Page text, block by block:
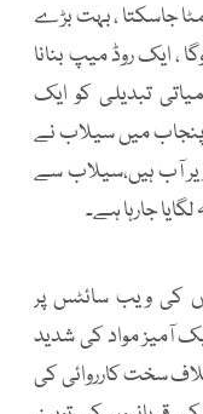
جاسکتا ، بہت بڑے
، ایک روڈ میپ بنانا
تبدیلی کو ایک
میں سیلاب نے
آب ہیں،سیلاب سے
جارہا ہے۔
کی ویب سائٹس پر
آمیز مواد کی شدید
سخت کارروائی کی